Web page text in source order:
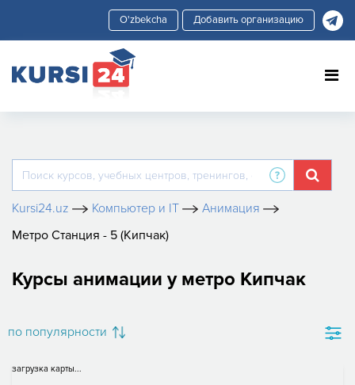
Добавить организацию
Kursi24.uz Компьютер и IT
Анимация
Метро Станция - 5 (Кипчак)
Курсы анимации у метро Кипчак
по популярности
загрузка карты...